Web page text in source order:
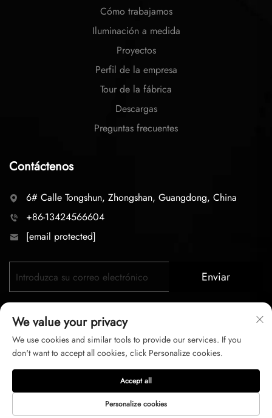
Cómo trabajamos
Iluminación a medida
Proyectos
Perfil de la empresa
Tour de la fábrica
Descargas
Preguntas frecuentes
Contáctenos
6# Calle Tongshun, Zhongshan, Guangdong, China
+86-13424566604
[email protected]
Enviar
Copyright © 2026 zhongshan LC lighting Co.,LTD. Todos los
derechos reservados
Política de privacidad Términos del Servicio
We value your privacy
We use cookies and similar tools to provide our services. If you
don't want to accept all cookies, click Personalize cookies.
Personalize cookies
Accept all